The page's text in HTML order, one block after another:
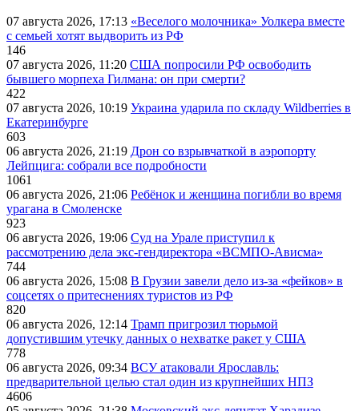
07 августа 2026, 17:13 «Веселого молочника» Уолкера вместе
с семьей хотят выдворить из РФ
146
07 августа 2026, 11:20 США попросили РФ освободить
бывшего морпеха Гилмана: он при смерти?
422
07 августа 2026, 10:19 Украина ударила по складу Wildberries в
Екатеринбурге
603
06 августа 2026, 21:19 Дрон со взрывчаткой в аэропорту
Лейпцига: собрали все подробности
1061
06 августа 2026, 21:06 Ребёнок и женщина погибли во время
урагана в Смоленске
923
06 августа 2026, 19:06 Суд на Урале приступил к
рассмотрению дела экс-гендиректора «ВСМПО-Ависма»
744
06 августа 2026, 15:08 В Грузии завели дело из-за «фейков» в
соцсетях о притеснениях туристов из РФ
820
06 августа 2026, 12:14 Трамп пригрозил тюрьмой
допустившим утечку данных о нехватке ракет у США
778
06 августа 2026, 09:34 ВСУ атаковали Ярославль:
предварительной целью стал один из крупнейших НПЗ
4606